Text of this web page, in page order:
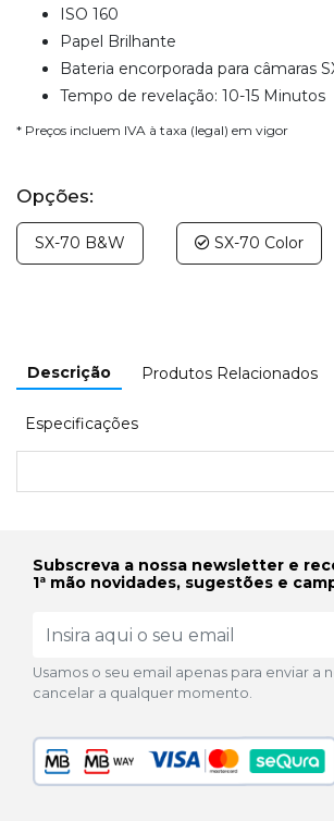
ISO 160
Papel Brilhante
Bateria encorporada para câmaras
Tempo de revelação: 10-15 Minutos
* Preços incluem IVA à taxa (legal) em vigor
Opções:
SX-70 B&W SX-70 Color
Descrição Produtos Relacionados
Especificações
Subscreva a nossa newsletter e
1ª mão novidades, sugestões e
Usamos o seu email apenas para enviar a
cancelar a qualquer momento.